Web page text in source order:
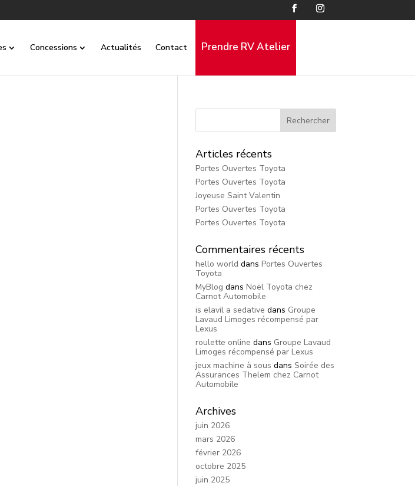
Concessions Actualités Contact Prendre RV Atelier
Articles récents
Portes Ouvertes Toyota
Portes Ouvertes Toyota
Joyeuse Saint Valentin
Portes Ouvertes Toyota
Portes Ouvertes Toyota
Commentaires récents
hello world dans Portes Ouvertes
Toyota
MyBlog dans Noël Toyota chez
Carnot Automobile
is elavil a sedative dans Groupe
Lavaud Limoges récompensé par
Lexus
roulette online dans Groupe Lavaud
Limoges récompensé par Lexus
jeux machine à sous dans Soirée des
Assurances Thelem chez Carnot
Automobile
Archives
juin 2026
mars 2026
février 2026
octobre 2025
juin 2025